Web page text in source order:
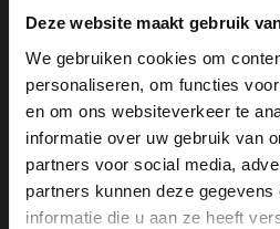
Deze website maakt gebruik
We gebruiken cookies om
personaliseren, om functies
en om ons websiteverkeer te
informatie over uw gebruik van
partners voor social media,
partners kunnen deze
informatie die u aan ze heeft
Webshop voor
1433
+31 6 42